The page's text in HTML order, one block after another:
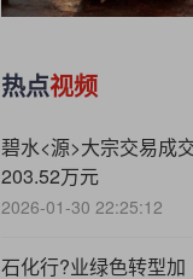
热点视频
碧水<源>大宗交易成
203.52万元
2026-01-30 22:25:12
石化行?业绿色转型加